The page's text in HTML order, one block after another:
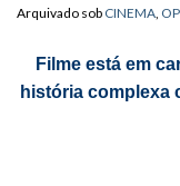
Arquivado sob CINEMA
Filme está em
história